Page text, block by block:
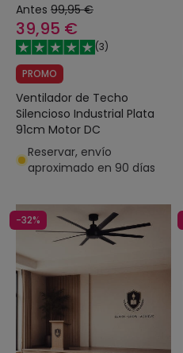
Antes 99,95 €
39,95 €
(3)
PROMO
Ventilador de Techo
Silencioso Industrial Plata
91cm Motor DC
Reservar, envío
aproximado en 90 días
-32%